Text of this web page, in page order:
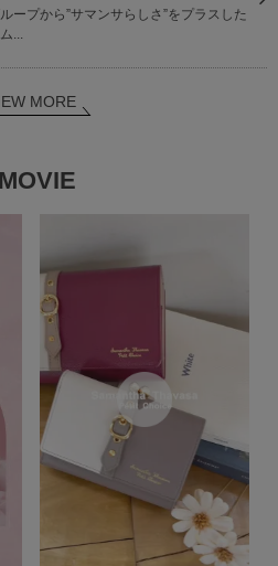
ープから”サマンサらしさ”をプラスした
...
MORE
MOVIE